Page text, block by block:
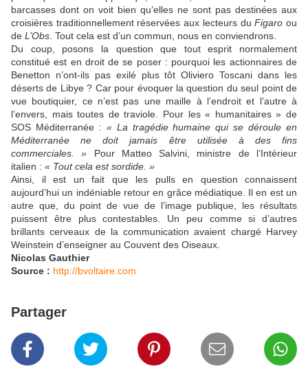
barcasses dont on voit bien qu’elles ne sont pas destinées aux
croisières traditionnellement réservées aux lecteurs duFigaro ou
de L’Obs . Tout cela est d’un commun, nous en conviendrons.
Du coup, posons la question que tout esprit normalement
constitué est en droit de se poser : pourquoi les actionnaires de
Benetton n’ont-ils pas exilé plus tôt Oliviero Toscani dans les
déserts de Libye ? Car pour évoquer la question du seul point de
vue boutiquier, ce n’est pas une maille à l’endroit et l’autre à
l’envers, mais toutes de traviole. Pour les « humanitaires » de
SOS Méditerranée : « La tragédie humaine qui se déroule en
Méditerranée ne doit jamais être utilisée à des fins
commerciales. » Pour Matteo Salvini, ministre de l’Intérieur
italien : « Tout cela est sordide. »
Ainsi, il est un fait que les pulls en question connaissent
aujourd’hui un indéniable retour en grâce médiatique. Il en est un
autre que, du point de vue de l’image publique, les résultats
puissent être plus contestables. Un peu comme si d’autres
brillants cerveaux de la communication avaient chargé Harvey
Weinstein d’enseigner au Couvent des Oiseaux.
Nicolas Gauthier
Source : http://bvoltaire.com
Partager